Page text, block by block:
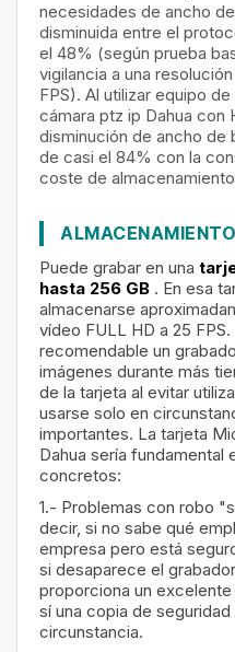
necesidades de ancho
disminuida entre el
el 48% (según prueba
vigilancia a una
FPS). Al utilizar equipo
cámara ptz ip Dahua con
disminución de ancho de
de casi el 84% con la
coste de
Puede grabar en una
hasta 256 GB . En esa
almacenarse
vídeo FULL HD a 25
recomendable un
imágenes durante más
de la tarjeta al evitar
usarse solo en
importantes. La tarjeta
Dahua sería fundamental
concretos:
1.- Problemas con robo
decir, si no sabe qué
empresa pero está
si desaparece el
proporciona un
sí una copia de
circunstancia.